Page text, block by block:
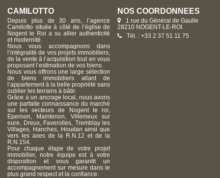
CAMILOTTO
Depuis plus de 30 ans, l’agence
Camilotto située à côté de l’église de
Nogent le Roi a su allier authenticité
et modernité.
Nous vous accompagnons dans
l’intégralité de vos projets immobiliers,
de la vente à l’acquisition tout en vous
proposant l’estimation de vos biens.
Nous vous offrons une large sélection
de biens immobiliers allant de
l’appartement à la belle propriété sans
oublier les terrains à bâtir.
Grâce à un ancrage local, nous avons
une parfaite connaissance du marché
sur les secteurs de Nogent le roi,
Epernon, Maintenon, Villemeux sur
eure, Dreux, Faverolles, Tremblay les
Villages, Hanches, Houdan ainsi que
vers les axes de la R.N.12 et de la
R.N.154.
Pour chaque étape de votre projet
immobilier, notre équipe est à votre
disposition et vous garantit un
accompagnement sur mesure dans le
plus grand respect et la confiance.
NOS COORDONNÉES
1 rue du Général de Gaulle
28210 NOGENT-LE-ROI
Tél. : +33 2 37 51 11 75